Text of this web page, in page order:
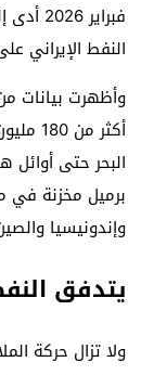
النفط الإيراني
أكثر
برميل مخزنة في
وإندونيسيا
يتدفق
ولا تزال حركة